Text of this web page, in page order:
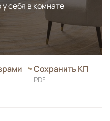
у себя в комнате
Сохранить КП
PDF